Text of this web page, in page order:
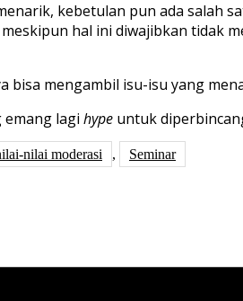
, kebetulan pun ada salah
meskipun hal ini diwajibkan tidak
bisa mengambil isu-isu yang
emang lagi hype untuk
nilai moderasi ,
Seminar